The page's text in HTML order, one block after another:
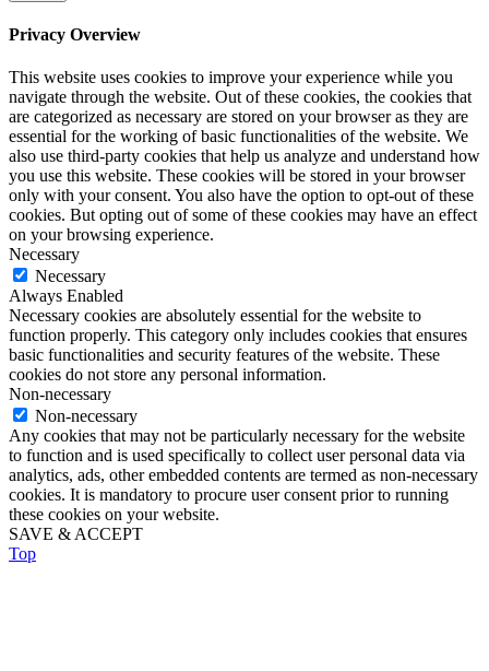
Privacy Overview
This website uses cookies to improve your experience while you
navigate through the website. Out of these cookies, the cookies that
are categorized as necessary are stored on your browser as they are
essential for the working of basic functionalities of the website. We
also use third-party cookies that help us analyze and understand how
you use this website. These cookies will be stored in your browser
only with your consent. You also have the option to opt-out of these
cookies. But opting out of some of these cookies may have an effect
on your browsing experience.
Necessary
Necessary
Always Enabled
Necessary cookies are absolutely essential for the website to
function properly. This category only includes cookies that ensures
basic functionalities and security features of the website. These
cookies do not store any personal information.
Non-necessary
Non-necessary
Any cookies that may not be particularly necessary for the website
to function and is used specifically to collect user personal data via
analytics, ads, other embedded contents are termed as non-necessary
cookies. It is mandatory to procure user consent prior to running
these cookies on your website.
SAVE & ACCEPT
Top